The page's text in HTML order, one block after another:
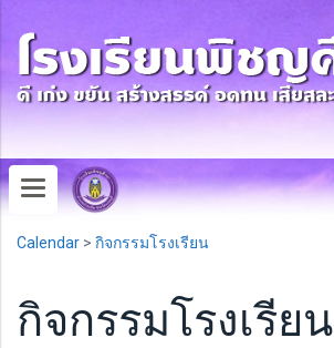
Calendar > กิจกรรมโรงเรียน
กิจกรรมโรงเรียน